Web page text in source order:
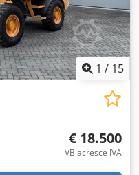
1 / 15
€ 18.500
VB acresce IVA